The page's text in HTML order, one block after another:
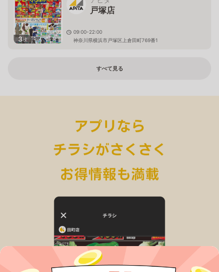
3枚
戸塚店
09:00-22:00
神奈川県横浜市戸塚区上倉田町769番1
すべて見る